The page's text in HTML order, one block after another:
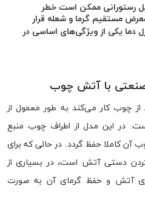
رستورانی ممکن است خطر
مستقیم گرما و شعله قرار
دما یکی از ویژگی‌های اساسی در
صنعتی با آتش چوب
چوب کار می‌کند به طور معمول از
در این مدل از اطراف چوب منبع
کاملا حفظ گردد. در حالی که برای
دستی آتش است، در بسیاری از
آتش و حفظ گرمای آن به صورت